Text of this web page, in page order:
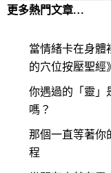
更多熱門文章…
當情緒卡在身體
的穴位按壓聖經》
你遇過的「靈」
嗎？
那個一直等著
程